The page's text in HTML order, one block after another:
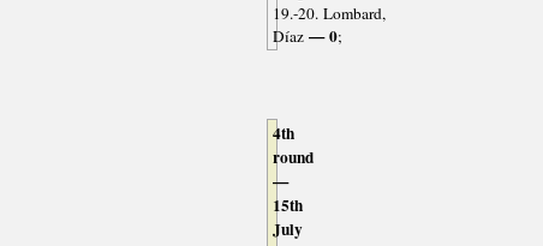
19.-20. Lombard,
Díaz— 0;
4th
round
—
15th
July